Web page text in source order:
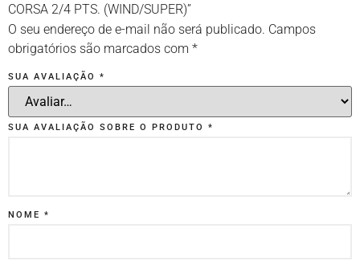
CORSA 2/4 PTS. (WIND/SUPER)”
O seu endereço de e-mail não será publicado. Campos
obrigatórios são marcados com *
SUA AVALIAÇÃO *
SUA AVALIAÇÃO SOBRE O PRODUTO *
NOME *